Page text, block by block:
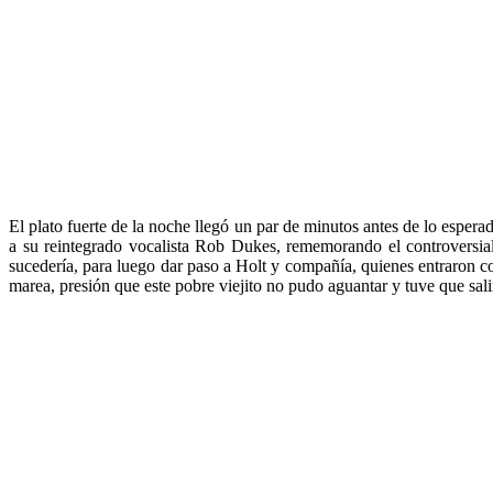
El plato fuerte de la noche llegó un par de minutos antes de lo
a su reintegrado vocalista Rob Dukes, rememorando el
sucedería, para luego dar paso a Holt y compañía, quienes entraron
marea, presión que este pobre viejito no pudo aguantar y tuve que